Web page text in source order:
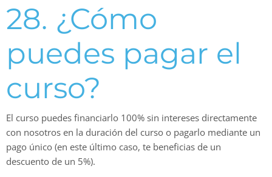
28. ¿Cómo
puedes pagar el
curso?
El curso puedes financiarlo 100% sin intereses directamente
con nosotros en la duración del curso o pagarlo mediante un
pago único (en este último caso, te beneficias de un
descuento de un 5%).